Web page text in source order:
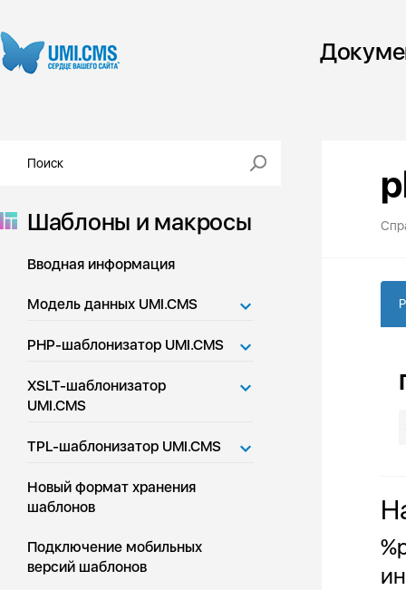
Шаблоны и макросы
Вводная информация
Модель данных UMI.CMS
PHP-шаблонизатор UMI.CMS
XSLT-шаблонизатор
UMI.CMS
TPL-шаблонизатор UMI.CMS
Новый формат хранения
шаблонов
Подключение мобильных
версий шаблонов